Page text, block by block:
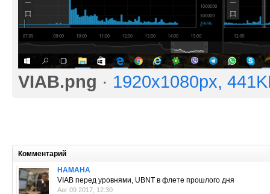
VIAB.png · 1920x1080px,
Комментарий
HAMAHA
VIAB перед уровнями, UBNT в флете прошлого дня
Авг 09 2017, 12:30